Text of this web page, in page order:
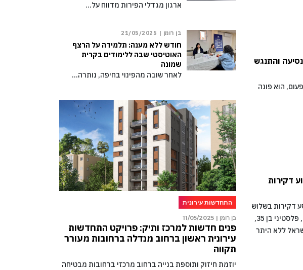
והתנגש
הוא פונה
דקירות
במסע דקירות בשלוש
זירות שונות בחולון. המחבל, עמאר רזק כאמל עודה, פלסטיני בן 35,
ללא היתר
ארגון מגדלי הפירות מדווח על…
בן רומן | 21/05/2025
חודש ללא מענה: תלמידה על הרצף
האוטיסטי שבה ללימודים בקרית
שמונה
לאחר שובה מהפינוי בחיפה, נותרה…
התחדשות עירונית
בן רומן | 11/05/2025
פנים חדשות למרכז ותיק: פרויקט התחדשות
עירונית ראשון ברחוב מנדלה ברחובות מעורר
תקווה
יוזמת חיזוק ותוספת בנייה ברחוב מרכזי ברחובות מבטיחה